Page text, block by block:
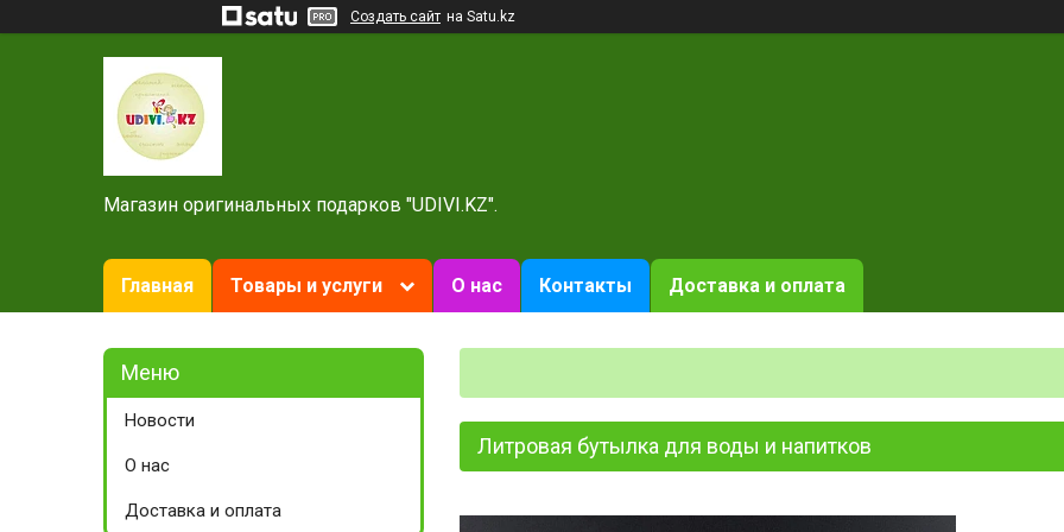
Создать сайт на Satu.kz
Магазин оригинальных подарков "UDIVI.KZ".
Главная Товары и услуги О нас Контакты Доставка и оплата
Литровая бутылка для воды и напитков
Новости
О нас
Доставка и оплата